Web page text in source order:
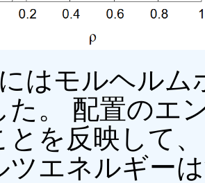
はモルヘル
た。 配置のエ
とを反映して
ツエネルギー